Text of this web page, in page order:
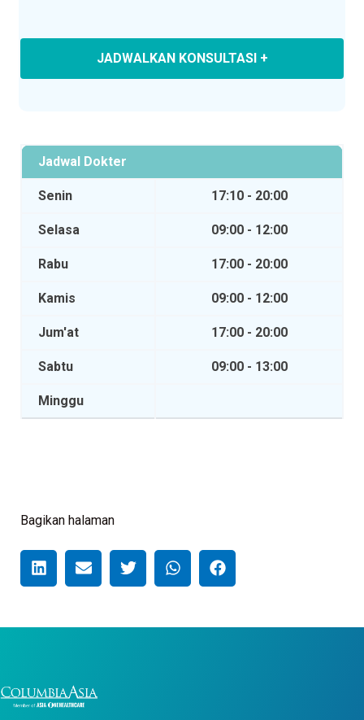
JADWALKAN KONSULTASI +
Jadwal Dokter
Senin 17:10 - 20:00
Selasa 09:00 - 12:00
Rabu 17:00 - 20:00
Kamis 09:00 - 12:00
Jum'at 17:00 - 20:00
Sabtu 09:00 - 13:00
Minggu
Bagikan halaman